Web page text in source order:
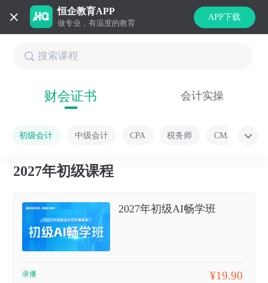
恒企教育APP
做专业，有温度的教育
APP下载
财会证书 会计实操
初级会计 中级会计 CPA 税务师 CMA
2027年初级课程
2027年初级AI畅学班
录播 ¥19.90